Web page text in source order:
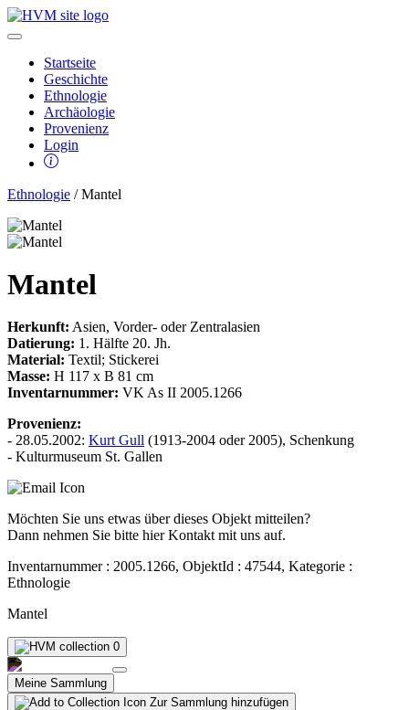
Startseite
Geschichte
Ethnologie
Archäologie
Provenienz
Login
Ethnologie / Mantel
Mantel
Herkunft: Asien, Vorder- oder Zentralasien
Datierung: 1. Hälfte 20. Jh.
Material: Textil; Stickerei
Masse: H 117 x B 81 cm
Inventarnummer: VK As II 2005.1266
Provenienz:
- 28.05.2002: Kurt Gull (1913-2004 oder 2005), Schenkung
- Kulturmuseum St. Gallen
Möchten Sie uns etwas über dieses Objekt mitteilen?
Dann nehmen Sie bitte hier Kontakt mit uns auf.
Inventarnummer : 2005.1266, ObjektId : 47544, Kategorie :
Ethnologie
Mantel
0
Meine Sammlung
Zur Sammlung hinzufügen